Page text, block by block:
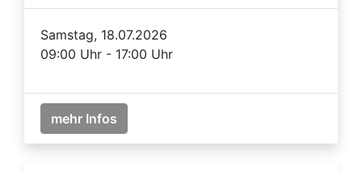
Samstag, 18.07.2026
09:00 Uhr - 17:00 Uhr
mehr Infos